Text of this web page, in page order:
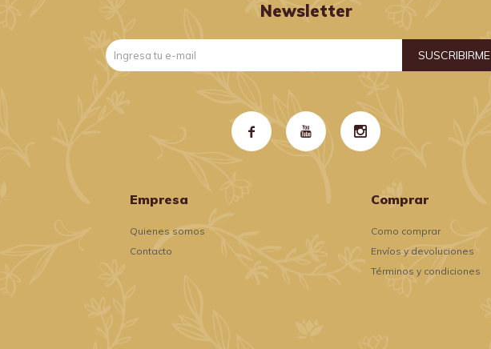
Empresa
Quienes somos
Contacto
Comprar
Como comprar
Envíos y devoluciones
Términos y condiciones
Newsletter
SUSCRIBIRME
  